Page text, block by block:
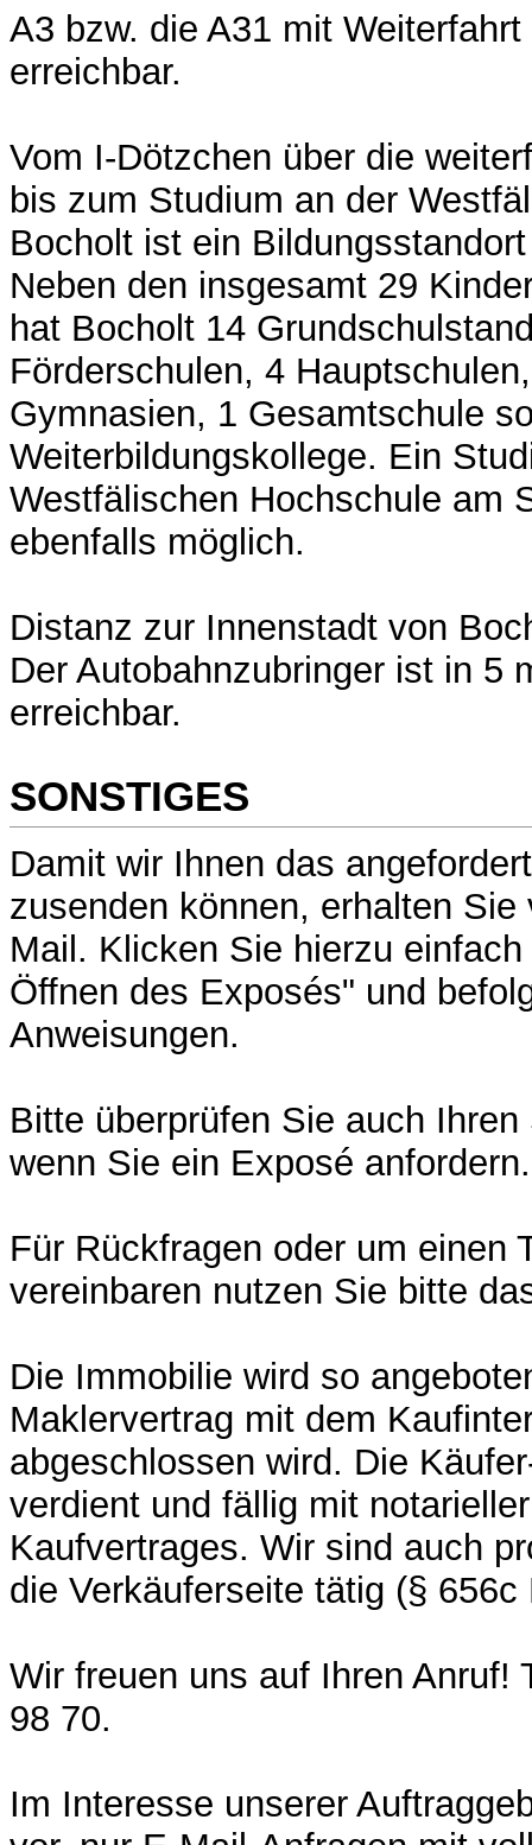
A3 bzw. die A31 mit
erreichbar.
Vom I-Dötzchen über die
bis zum Studium an der
Bocholt ist ein
Neben den insgesamt 29
hat Bocholt 14
Förderschulen, 4
Gymnasien, 1 Gesamtschule
Weiterbildungskollege. Ein
Westfälischen Hochschule am
ebenfalls möglich.
Distanz zur Innenstadt von
Der Autobahnzubringer ist in 5
erreichbar.
SONSTIGES
Damit wir Ihnen das
zusenden können, erhalten Sie
Mail. Klicken Sie hierzu
Öffnen des Exposés" und
Anweisungen.
Bitte überprüfen Sie auch Ihren
wenn Sie ein Exposé
Für Rückfragen oder um einen
vereinbaren nutzen Sie bitte
Die Immobilie wird so
Maklervertrag mit dem
abgeschlossen wird. Die
verdient und fällig mit
Kaufvertrages. Wir sind auch
die Verkäuferseite tätig (§ 656c
Wir freuen uns auf Ihren Anruf!
98 70.
Im Interesse unserer